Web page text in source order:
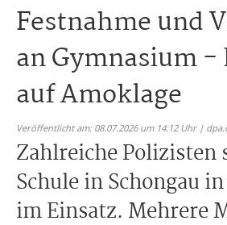
Festnahme und
an Gymnasium -
auf Amoklage
Veröffentlicht am: 08.07.2026 um 14:12 Uhr |
Zahlreiche Polizisten
Schule in Schongau
im Einsatz. Mehrere